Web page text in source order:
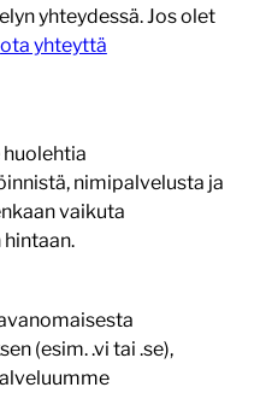
yhteydessä. Jos olet
ota yhteyttä
nimipalvelusta ja
vaikuta
(esim. .vi tai .se),